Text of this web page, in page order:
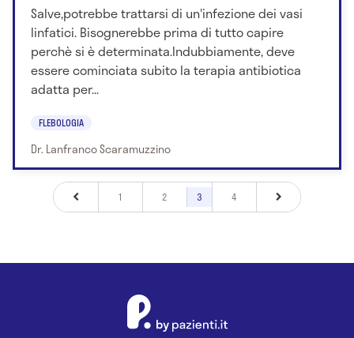
Salve,potrebbe trattarsi di un'infezione dei vasi
linfatici. Bisognerebbe prima di tutto capire
perchè si è determinata.Indubbiamente, deve
essere cominciata subito la terapia antibiotica
adatta per...
FLEBOLOGIA
Dr. Lanfranco Scaramuzzino
1 2 3 4